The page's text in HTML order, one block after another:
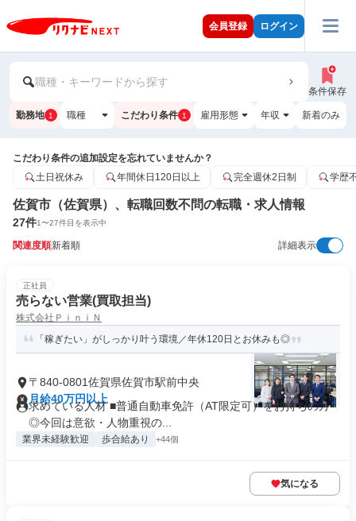
会員登録 ログイン
職種・キーワードから探す
条件保存
勤務地 1 職種 こだわり条件 1 雇用形態 年収 新着のみ
こだわり条件の追加設定を忘れていませんか？
土日祝休み
年間休日120日以上 完全週休2日制 学歴
佐賀市（佐賀県）、転職回数不問の転職・求人情報
27件1〜27件目を表示中
関連度順新着順 詳細表示
正社員
売らない営業(買取担当)
株式会社ＰｉｎｉＮ
「稼ぎたい」がしっかり叶う環境／年休120日とお休みも◎
〒840-0801佐賀県佐賀市駅前中央
月給40万円以上
求めている人材 ■普通自動車免許（AT限定可）をお持ちの方
◎今回は意欲・人物重視の...
業界未経験歓迎 歩合給あり +44個
気になる